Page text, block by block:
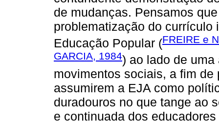
de mudanças. Pensamos
problematização do
Educação Popular (FREIRE e
GARCIA, 1984) ao lado de
movimentos sociais, a fim
assumirem a EJA como
duradouros no que tange ao
e continuada dos